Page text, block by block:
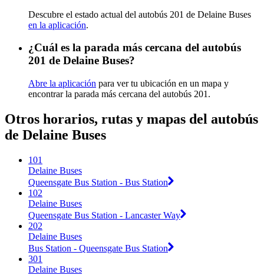
Descubre el estado actual del autobús 201 de Delaine Buses
en la aplicación.
¿Cuál es la parada más cercana del autobús
201 de Delaine Buses?
Abre la aplicación para ver tu ubicación en un mapa y
encontrar la parada más cercana del autobús 201.
Otros horarios, rutas y mapas del autobús
de Delaine Buses
101
Delaine Buses
Queensgate Bus Station - Bus Station
102
Delaine Buses
Queensgate Bus Station - Lancaster Way
202
Delaine Buses
Bus Station - Queensgate Bus Station
301
Delaine Buses